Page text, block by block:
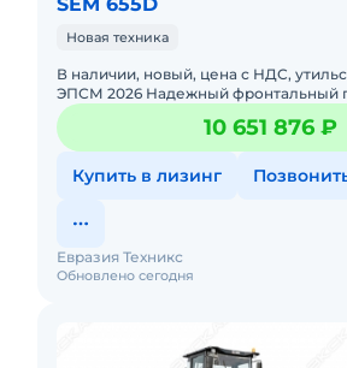
Новая техника
В наличии, новый, цена с НДС,
ЭПСМ 2026 Надежный фронтальный
655D грузоподъемностью 5 тонн.
Утилизационны
10 651 876 ₽
Купить в лизинг
Обновлено сегодня
Евразия Техникс